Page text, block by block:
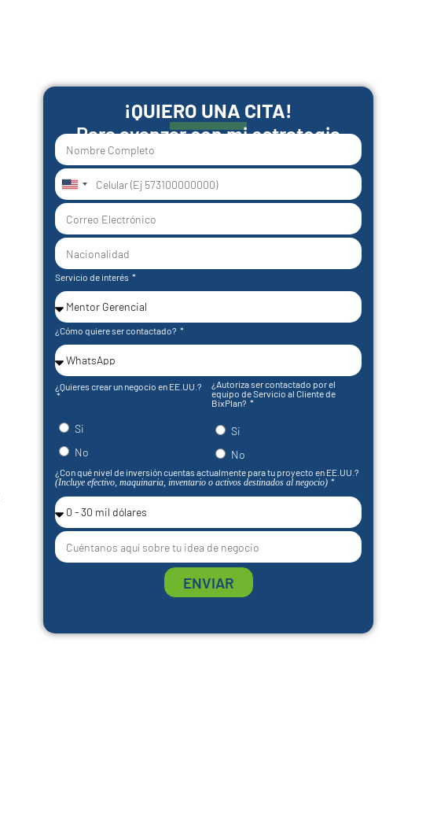
¡QUIERO UNA CITA!
Para avanzar con mi estrategia
United
States
+1
Servicio de interés
¿Cómo quiere ser contactado?
¿Quieres crear un negocio en EE.UU.?
Si
No
¿Autoriza ser contactado por el
equipo de Servicio al Cliente de
BixPlan?
Si
No
¿Con qué nivel de inversión cuentas actualmente para tu proyecto en EE.UU.?
(Incluye efectivo, maquinaria, inventario o activos destinados al negocio)
ENVIAR